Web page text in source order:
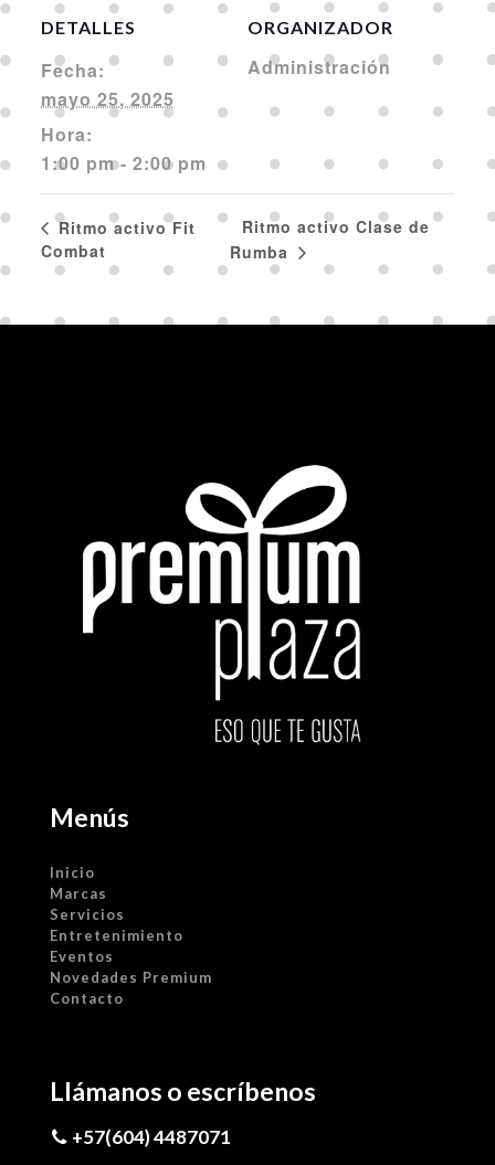
DETALLES
Fecha:
mayo 25, 2025
Hora:
1:00 pm - 2:00 pm
ORGANIZADOR
Administración
Ritmo activo Fit
Combat
Ritmo activo Clase de
Rumba
Menús
Inicio
Marcas
Servicios
Entretenimiento
Eventos
Novedades Premium
Contacto
Llámanos o escríbenos
+57(604) 4487071